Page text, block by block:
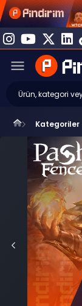
Kategoriler